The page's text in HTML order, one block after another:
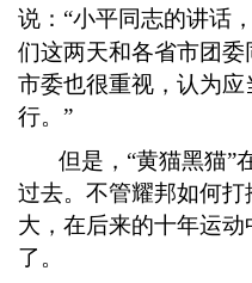
说：“小平同志的讲话
们这两天和各省市团
市委也很重视，认为
行。”
但是， “黄猫黑猫”
过去。不管耀邦如何
大，在后来的十年运
了。